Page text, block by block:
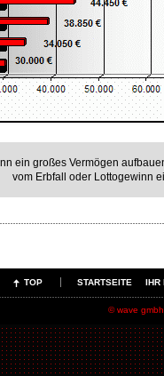
ein großes Vermögen
vom Erbfall oder Lottogewinn
TOP STARTSEITE IHR
© wave